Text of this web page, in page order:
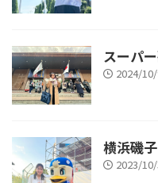
スーパ
2024/
横浜磯
2023/